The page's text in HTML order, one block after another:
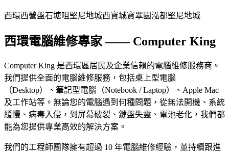
西環西營盤石塘咀 堅尼地城西寶城寶翠園泓都堅尼地城
西環電腦維修專家 —— Computer King
Computer King 是西環區居民及企業信賴的電腦維修服務商。
我們提供全面的電腦維修服務，包括桌上型電腦
（Desktop）、筆記型電腦（Notebook / Laptop）、Apple Mac
及工作站等。無論您的電腦遇到何種問題，從無法開機、系統
緩慢、病毒入侵，到屏幕破裂、鍵盤失靈、電池老化，我們都
能為您提供專業高效的解決方案。
我們的工程師團隊擁有超過 10 年電腦維修經驗，並持續跟進